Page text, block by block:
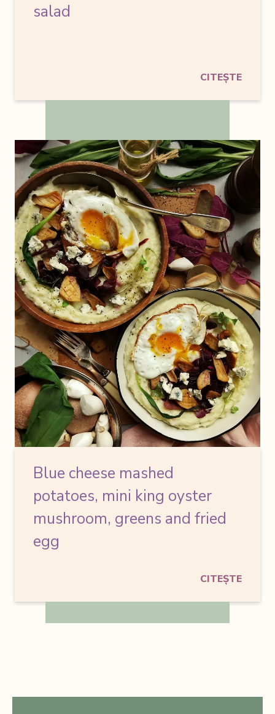
salad
CITEȘTE
Blue cheese mashed
potatoes, mini king oyster
mushroom, greens and fried
egg
CITEȘTE